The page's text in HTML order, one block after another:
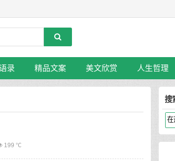
录 精品文案 美文欣赏 人生哲理
199 ℃
搜